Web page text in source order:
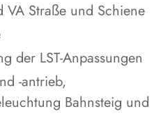
VA Straße und Schiene
der LST-Anpassungen
-antrieb,
Bahnsteig und